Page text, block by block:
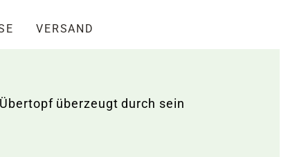
VERSAND
überzeugt durch sein